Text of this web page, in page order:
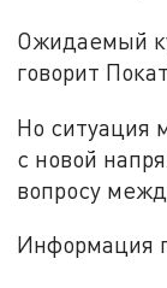
Ожидаемый
говорит
Но ситуация
с новой
вопросу
Информация